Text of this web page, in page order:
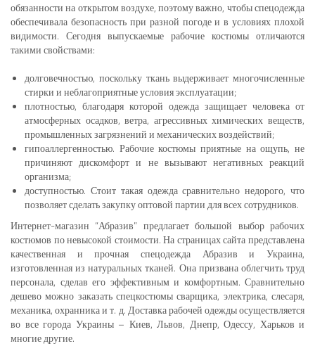
обязанности на открытом воздухе, поэтому важно, чтобы спецодежда
обеспечивала безопасность при разной погоде и в условиях плохой
видимости. Сегодня выпускаемые рабочие костюмы отличаются
такими свойствами:
долговечностью, поскольку ткань выдерживает многочисленные
стирки и неблагоприятные условия эксплуатации;
плотностью, благодаря которой одежда защищает человека от
атмосферных осадков, ветра, агрессивных химических веществ,
промышленных загрязнений и механических воздействий;
гипоаллергенностью. Рабочие костюмы приятные на ощупь, не
причиняют дискомфорт и не вызывают негативных реакций
организма;
доступностью. Стоит такая одежда сравнительно недорого, что
позволяет сделать закупку оптовой партии для всех сотрудников.
Интернет-магазин “Абразив” предлагает большой выбор рабочих
костюмов по невысокой стоимости. На страницах сайта представлена
качественная и прочная спецодежда Абразив и Украина,
изготовленная из натуральных тканей. Она призвана облегчить труд
персонала, сделав его эффективным и комфортным. Сравнительно
дешево можно заказать спецкостюмы сварщика, электрика, слесаря,
механика, охранника и т. д. Доставка рабочей одежды осуществляется
во все города Украины – Киев, Львов, Днепр, Одессу, Харьков и
многие другие.